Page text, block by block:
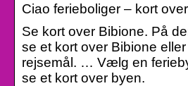
Ciao ferieboliger – kort
Se kort over Bibione. På
se et kort over Bibione
rejsemål. … Vælg en
se et kort over byen.